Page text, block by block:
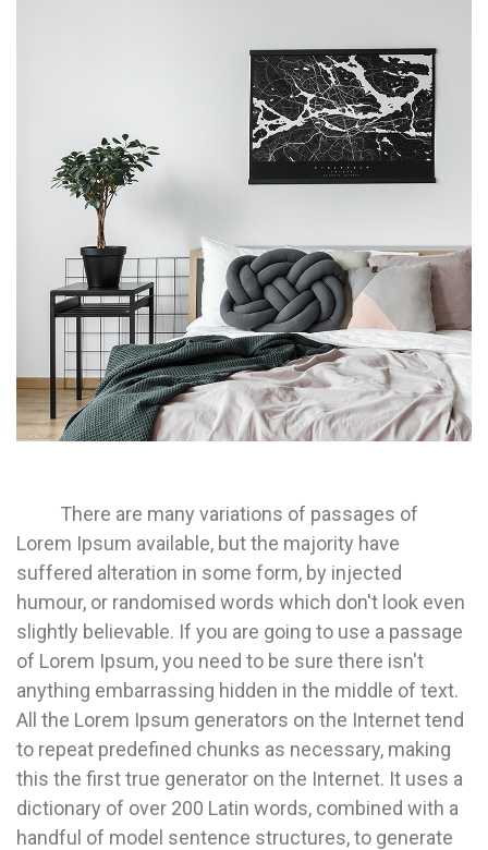
There are many variations of passages of
Lorem Ipsum available, but the majority have
suffered alteration in some form, by injected
humour, or randomised words which don't look even
slightly believable. If you are going to use a passage
of Lorem Ipsum, you need to be sure there isn't
anything embarrassing hidden in the middle of text.
All the Lorem Ipsum generators on the Internet tend
to repeat predefined chunks as necessary, making
this the first true generator on the Internet. It uses a
dictionary of over 200 Latin words, combined with a
handful of model sentence structures, to generate